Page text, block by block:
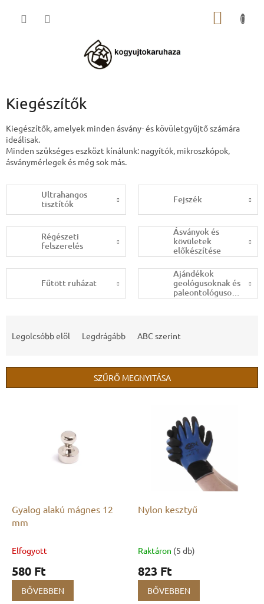
KOSÁR
Kiegészítők
Kiegészítők, amelyek minden ásvány- és kövületgyűjtő számára
ideálisak.
Minden szükséges eszközt kínálunk: nagyítók, mikroszkópok,
ásványmérlegek és még sok más.
Ultrahangos
tisztítók
Fejszék
Régészeti
felszerelés
Ásványok és
kövületek
előkészítése
Fűtött ruházat
Ajándékok
geológusoknak és
paleontológusoknak
k
Legolcsóbb elöl Legdrágább ABC szerint
SZŰRŐ MEGNYITÁSA
Gyalog alakú mágnes 12
mm
Elfogyott
580 Ft
BŐVEBBEN
Nylon kesztyű
Raktáron (5 db)
823 Ft
BŐVEBBEN